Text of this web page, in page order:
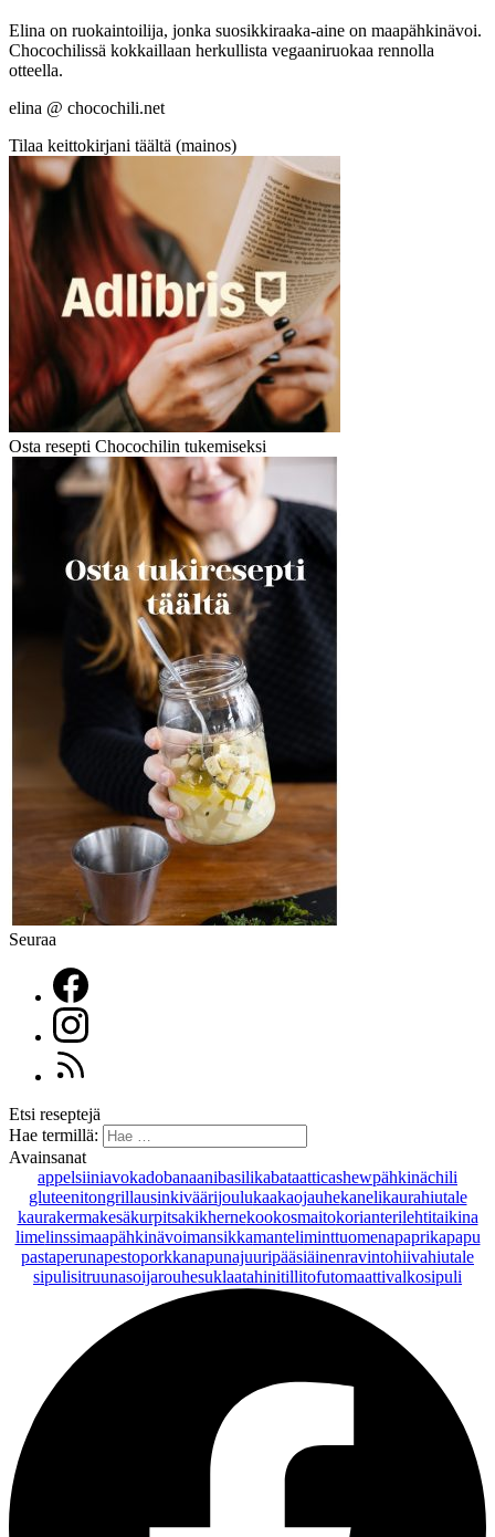
Elina on ruokaintoilija, jonka suosikkiraaka-aine on maapähkinävoi.
Chocochilissä kokkaillaan herkullista vegaaniruokaa rennolla
otteella.
elina @ chocochili.net
Tilaa keittokirjani täältä (mainos)
Osta resepti Chocochilin tukemiseksi
Seuraa
Etsi reseptejä
Hae termillä:
Avainsanat
appelsiiniavokadobanaanibasilikabataatticashewpähkinächili
gluteenitongrillausinkiväärijoulukaakaojauhekanelikaurahiutale
kaurakermakesäkurpitsakikhernekookosmaitokorianterilehtitaikina
limelinssimaapähkinävoimansikkamanteliminttuomenapaprikapapu
pastaperunapestoporkkanapunajuuripääsiäinenravintohiivahiutale
sipulisitruunasoijarouhesuklaatahinitillitofutomaattivalkosipuli